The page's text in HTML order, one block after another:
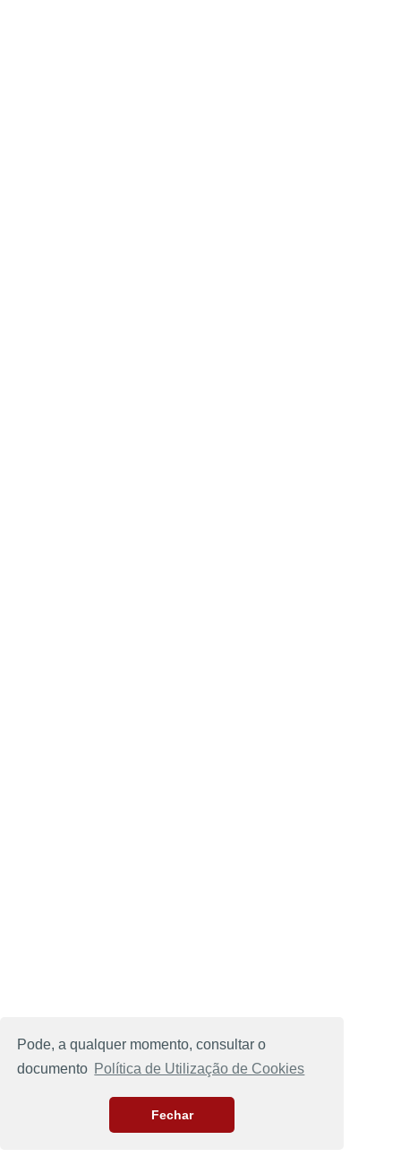
Pode, a qualquer momento, consultar o
documento Política de Utilização de Cookies
Fechar